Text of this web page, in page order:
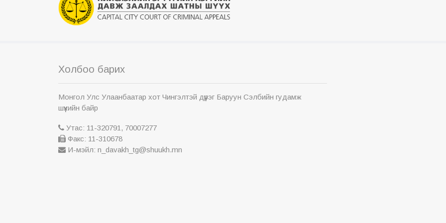
Холбоо барих
Монгол Улс Улаанбаатар хот Чингэлтэй дүүрэг Баруун Сэлбийн гудамж
шүүхийн байр
Утас: 11-320791, 70007277
Факс: 11-310678
И-мэйл: n_davakh_tg@shuukh.mn